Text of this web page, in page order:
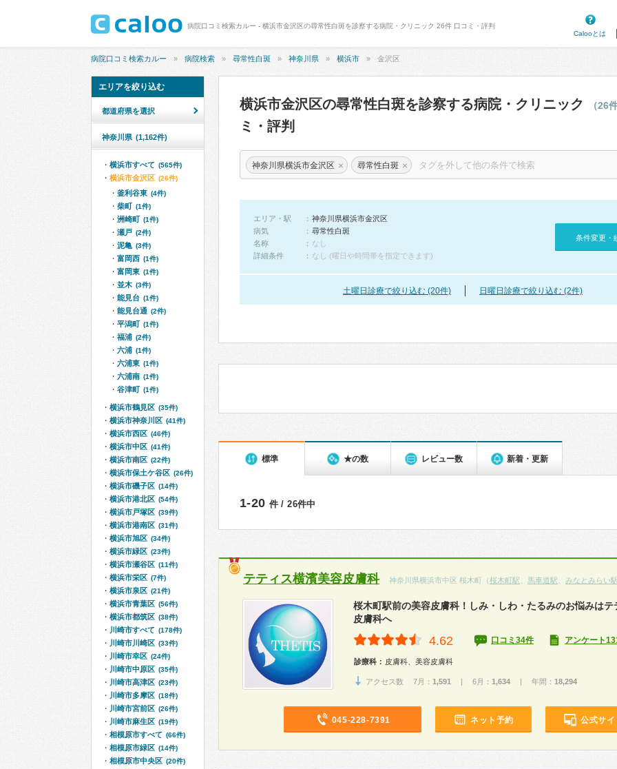
病院口コミ検索カルー - 横浜市金沢区の尋常性白斑を診察する病院・クリニック 26件 口コミ・評判
Calooとは
病院口コミ検索カルー 病院検索 尋常性白斑 神奈川県 横浜市 金沢区
横浜市金沢区の尋常性白斑を診察する病院・クリニック （26
ミ・評判
神奈川県横浜市金沢区 × 尋常性白斑 ×
エリア・駅
神奈川県横浜市金沢区
病気
尋常性白斑
名称
なし
詳細条件
なし (曜日や時間帯を指定できます)
条件変更・
土曜日診療で絞り込む (20件) 日曜日診療で絞り込む (2件)
標準 ★の数 レビュー数 新着・更新
1-20 件 / 26件中
テティス横濱美容皮膚科 神奈川県横浜市中区 桜木町（桜木町駅 馬車道駅 みなとみらい
桜木町駅前の美容皮膚科！しみ・しわ・たるみのお悩みはテ
皮膚科へ
4.62 口コミ34件 アンケート
診療科： 皮膚科、美容皮膚科
アクセス数 7月： 1,591 | 6月： 1,634 | 年間： 18,294
045-228-7391 ネット予約 公式サイ
エリアを絞り込む
都道府県を選択
神奈川県 (1,162件)
横浜市すべて (565件)
横浜市金沢区 (26件)
釜利谷東 (4件)
柴町 (1件)
洲崎町 (1件)
瀬戸 (2件)
泥亀 (3件)
富岡西 (1件)
富岡東 (1件)
並木 (3件)
能見台 (1件)
能見台通 (2件)
平潟町 (1件)
福浦 (2件)
六浦 (1件)
六浦東 (1件)
六浦南 (1件)
谷津町 (1件)
横浜市鶴見区 (35件)
横浜市神奈川区 (41件)
横浜市西区 (46件)
横浜市中区 (41件)
横浜市南区 (22件)
横浜市保土ケ谷区 (26件)
横浜市磯子区 (14件)
横浜市港北区 (54件)
横浜市戸塚区 (39件)
横浜市港南区 (31件)
横浜市旭区 (34件)
横浜市緑区 (23件)
横浜市瀬谷区 (11件)
横浜市栄区 (7件)
横浜市泉区 (21件)
横浜市青葉区 (56件)
横浜市都筑区 (38件)
川崎市すべて (178件)
川崎市川崎区 (33件)
川崎市幸区 (24件)
川崎市中原区 (35件)
川崎市高津区 (23件)
川崎市多摩区 (18件)
川崎市宮前区 (26件)
川崎市麻生区 (19件)
相模原市すべて (66件)
相模原市緑区 (14件)
相模原市中央区 (20件)